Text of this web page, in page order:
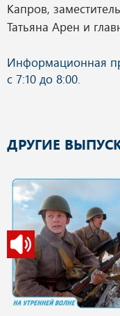
Капров,
Татьяна Арен и
ДРУГИЕ